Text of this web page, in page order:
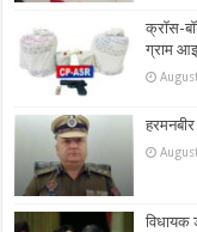
क्रॉस-
ग्राम
विधायक